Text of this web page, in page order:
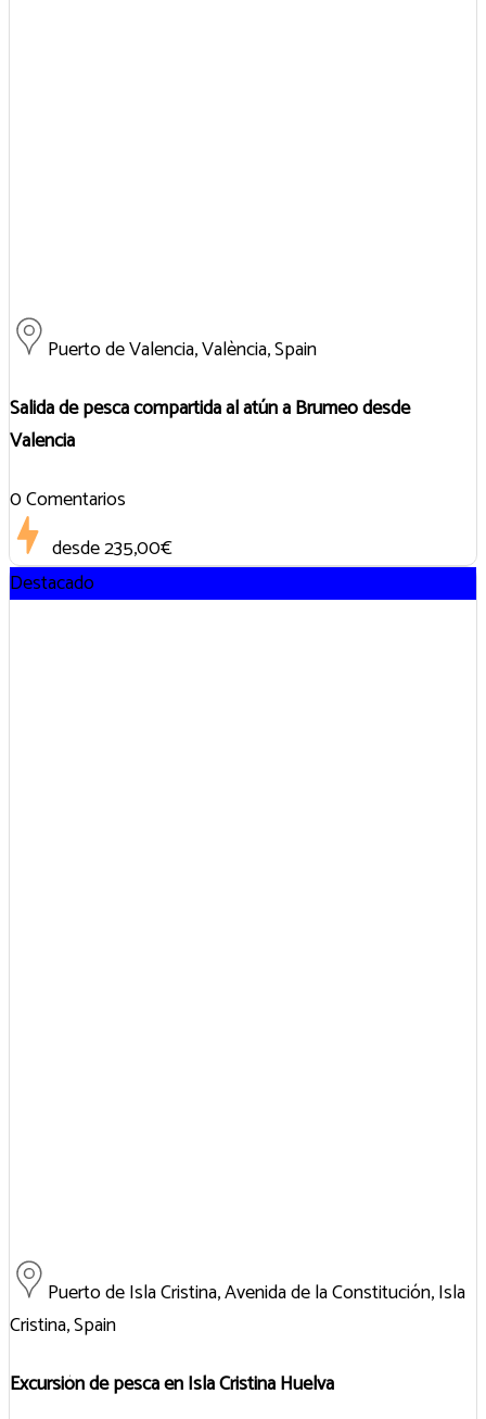
Puerto de Valencia, València, Spain
Salida de pesca compartida al atún a Brumeo desde
Valencia
0 Comentarios
desde235,00€
Destacado
Puerto de Isla Cristina, Avenida de la Constitución, Isla
Cristina, Spain
Excursión de pesca en Isla Cristina Huelva